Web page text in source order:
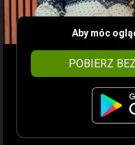
Aby móc
POBIERZ